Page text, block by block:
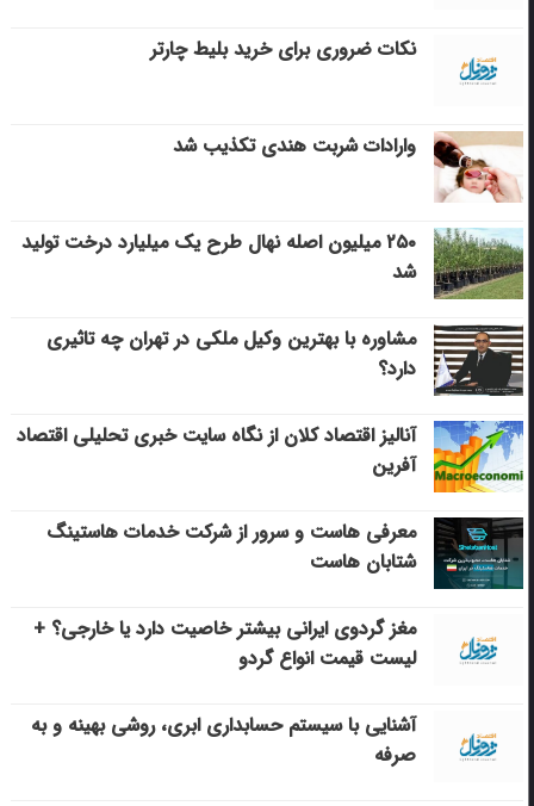
نکات ضروری برای خرید بلیط چارتر
وارادات شربت هندی تکذیب شد
۲۵۰ میلیون اصله نهال طرح یک میلیارد درخت تولید
شد
مشاوره با بهترین وکیل ملکی در تهران چه تاثیری
دارد؟
آنالیز اقتصاد کلان از نگاه سایت خبری تحلیلی اقتصاد
آفرین
معرفی هاست و سرور از شرکت خدمات هاستینگ
شتابان هاست
مغز گردوی ایرانی بیشتر خاصیت دارد یا خارجی؟ +
لیست قیمت انواع گردو
آشنایی با سیستم حسابداری ابری، روشی بهینه و به
صرفه